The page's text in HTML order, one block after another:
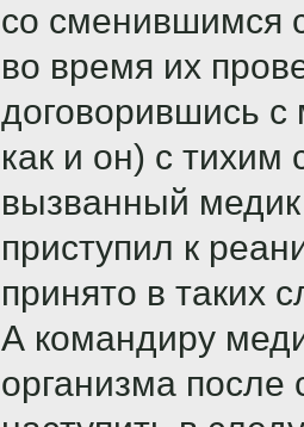
со сменившимся
во время их
договорившись с
как и он) с тихим
вызванный
приступил к
принято в таких
А командиру
организма после